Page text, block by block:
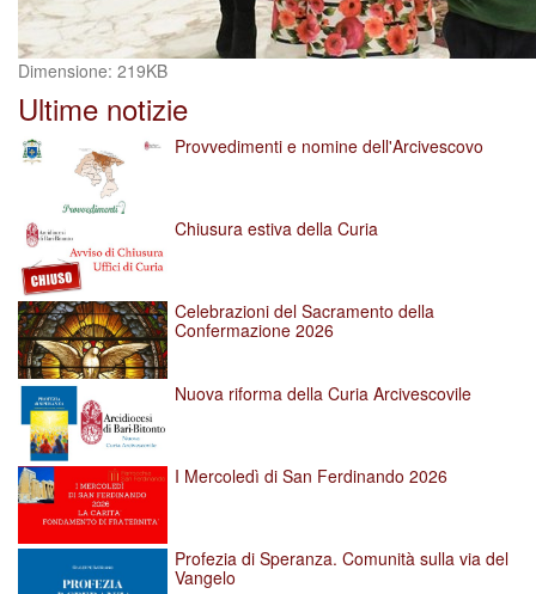
Clicca
per
vedere
l'immagine
alle
dimensioni
originali…
Dimensione: 219KB
Ultime notizie
Provvedimenti e nomine dell'Arcivescovo
Chiusura estiva della Curia
Celebrazioni del Sacramento della
Confermazione 2026
Nuova riforma della Curia Arcivescovile
I Mercoledì di San Ferdinando 2026
Profezia di Speranza. Comunità sulla via del
Vangelo